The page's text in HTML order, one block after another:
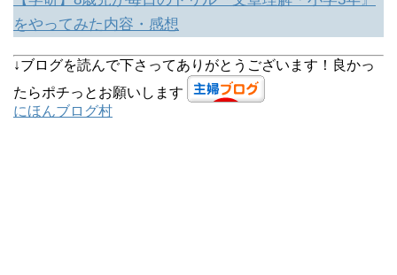
をやってみた内容・感想
↓ブログを読んで下さってありがとうございます！良かっ
たらポチっとお願いします
にほんブログ村